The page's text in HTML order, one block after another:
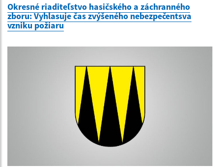
Okresné riaditeľstvo hasičského a záchranného
zboru: Vyhlasuje čas zvýšeného nebezpečentsva
vzniku požiaru